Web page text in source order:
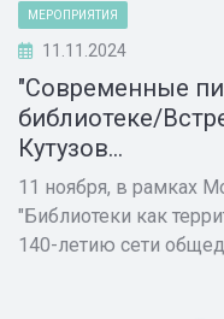
МЕРОПРИЯТИЯ
11.11.2024
"Современные
библиотеке/
Кутузов...
11 ноября, в рамках
"Библиотеки как
140-летию сети